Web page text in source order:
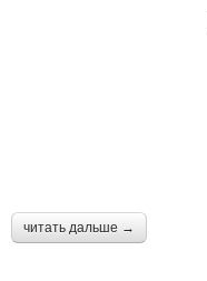
читать дальше →